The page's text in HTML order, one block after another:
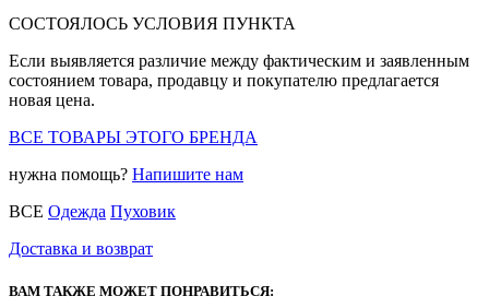
СОСТОЯЛОСЬ УСЛОВИЯ ПУНКТА
Если выявляется различие между фактическим и заявленным
состоянием товара, продавцу и покупателю предлагается
новая цена.
ВСЕ ТОВАРЫ ЭТОГО БРЕНДА
нужна помощь? Напишите нам
ВСЕ Одежда Пуховик
Доставка и возврат
ВАМ ТАКЖЕ МОЖЕТ ПОНРАВИТЬСЯ: